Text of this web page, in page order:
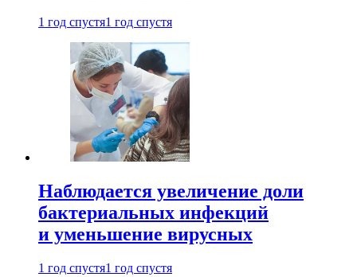
1 год спустя1 год спустя
Наблюдается увеличение доли
бактериальных инфекций
и уменьшение вирусных
1 год спустя1 год спустя